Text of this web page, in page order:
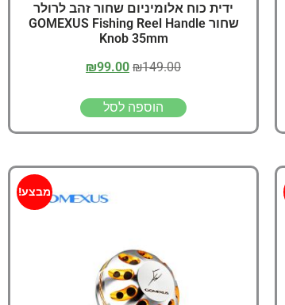
ידית כוח אלומיניום שחור זהב לרולר
שחור GOMEXUS Fishing Reel Handle
Knob 35mm
₪149.00
₪99.00
הוספה לסל
מבצע!